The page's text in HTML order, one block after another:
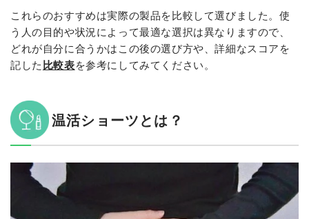
これらのおすすめは実際の製品を比較して選びました。使
う人の目的や状況によって最適な選択は異なりますので、
どれが自分に合うかはこの後の選び方や、詳細なスコアを
記した比較表を参考にしてみてください。
温活ショーツとは？